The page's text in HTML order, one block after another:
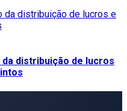
da distribuição de lucros